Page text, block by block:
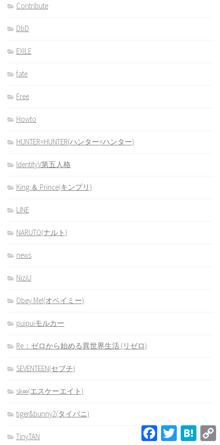
Contribute
DbD
EXILE
fate
Free
Howto
HUNTER×HUNTER(ハンター×ハンター)
IdentityV第五人格
King ＆ Prince(キンプリ)
LINE
NARUTO(ナルト)
news
NiziU
Obey Me!(オベイミー)
puipuiモルカー
Re：ゼロから始める異世界生活 (リゼロ)
SEVENTEEN(セブチ)
sk∞(エスケーエイト)
tiger&bunny2(タイバニ)
TinyTAN
FacebookTwitter Hatena